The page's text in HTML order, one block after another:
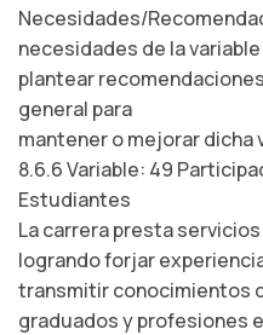
Necesidades/
necesidades de la
plantear
general para
mantener o mejorar dicha
8.6.6 Variable: 49
Estudiantes
La carrera presta
logrando forjar
transmitir conocimientos
graduados y profesiones